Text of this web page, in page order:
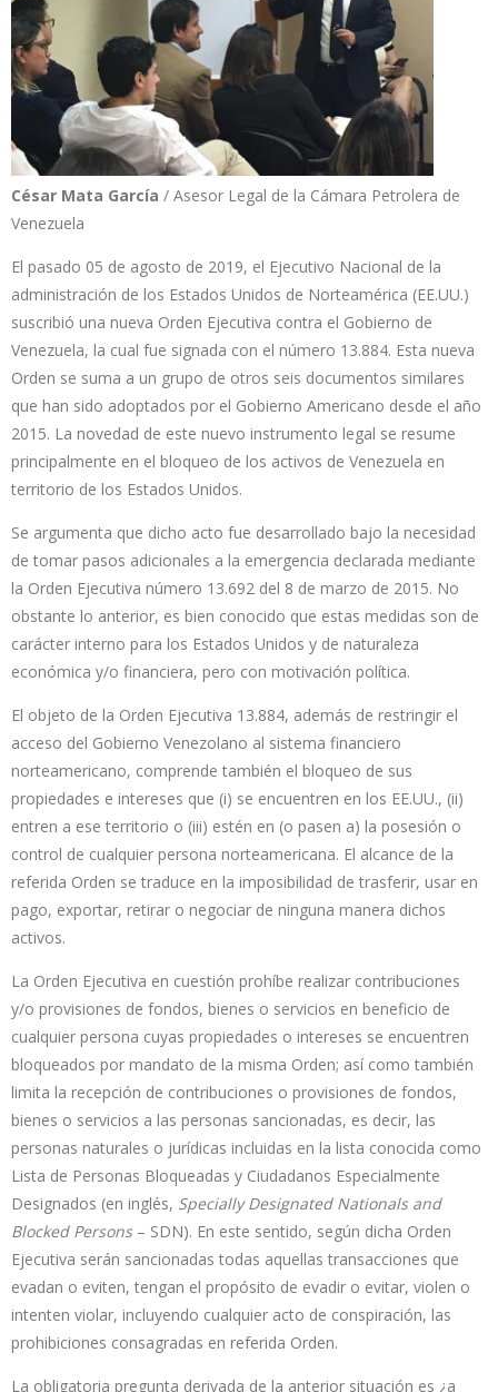
César Mata García / Asesor Legal de la Cámara Petrolera de
Venezuela
El pasado 05 de agosto de 2019, el Ejecutivo Nacional de la
administración de los Estados Unidos de Norteamérica (EE.UU.)
suscribió una nueva Orden Ejecutiva contra el Gobierno de
Venezuela, la cual fue signada con el número 13.884. Esta nueva
Orden se suma a un grupo de otros seis documentos similares
que han sido adoptados por el Gobierno Americano desde el año
2015. La novedad de este nuevo instrumento legal se resume
principalmente en el bloqueo de los activos de Venezuela en
territorio de los Estados Unidos.
Se argumenta que dicho acto fue desarrollado bajo la necesidad
de tomar pasos adicionales a la emergencia declarada mediante
la Orden Ejecutiva número 13.692 del 8 de marzo de 2015. No
obstante lo anterior, es bien conocido que estas medidas son de
carácter interno para los Estados Unidos y de naturaleza
económica y/o financiera, pero con motivación política.
El objeto de la Orden Ejecutiva 13.884, además de restringir el
acceso del Gobierno Venezolano al sistema financiero
norteamericano, comprende también el bloqueo de sus
propiedades e intereses que (i) se encuentren en los EE.UU., (ii)
entren a ese territorio o (iii) estén en (o pasen a) la posesión o
control de cualquier persona norteamericana. El alcance de la
referida Orden se traduce en la imposibilidad de trasferir, usar en
pago, exportar, retirar o negociar de ninguna manera dichos
activos.
La Orden Ejecutiva en cuestión prohíbe realizar contribuciones
y/o provisiones de fondos, bienes o servicios en beneficio de
cualquier persona cuyas propiedades o intereses se encuentren
bloqueados por mandato de la misma Orden; así como también
limita la recepción de contribuciones o provisiones de fondos,
bienes o servicios a las personas sancionadas, es decir, las
personas naturales o jurídicas incluidas en la lista conocida como
Lista de Personas Bloqueadas y Ciudadanos Especialmente
Designados (en inglés, Specially Designated Nationals and
Blocked Persons– SDN). En este sentido, según dicha Orden
Ejecutiva serán sancionadas todas aquellas transacciones que
evadan o eviten, tengan el propósito de evadir o evitar, violen o
intenten violar, incluyendo cualquier acto de conspiración, las
prohibiciones consagradas en referida Orden.
La obligatoria pregunta derivada de la anterior situación es ¿a